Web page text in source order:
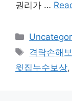
권리가 …
Tags
격락손해
윗집누수보상,